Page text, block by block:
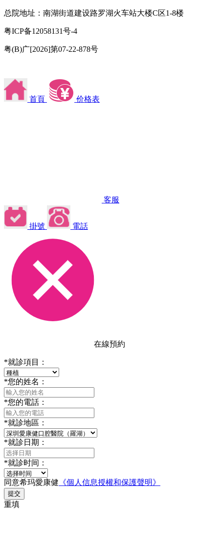
总院地址：南湖街道建设路罗湖火车站大楼C区1-8楼
粤ICP备12058131号-4
粤(B)广[2026]第07-22-878号
首頁 价格表
客服
掛號 電話
在線預約
*就診項目：
*您的姓名：
*您的電話：
*就診地區：
*就診日期：
*就診时间：
同意希玛愛康健 《個人信息授權和保護聲明》
提交
重填